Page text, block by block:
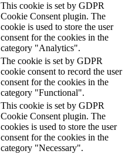
This cookie is set by GDPR
Cookie Consent plugin. The
cookie is used to store the user
consent for the cookies in the
category "Analytics".
The cookie is set by GDPR
cookie consent to record the user
consent for the cookies in the
category "Functional".
This cookie is set by GDPR
Cookie Consent plugin. The
cookies is used to store the user
consent for the cookies in the
category "Necessary".